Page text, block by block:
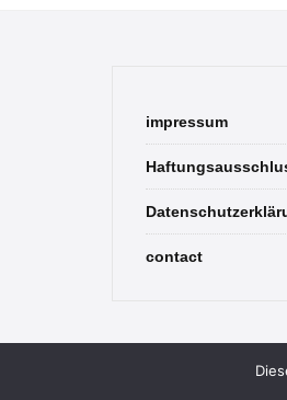
impressum
contact